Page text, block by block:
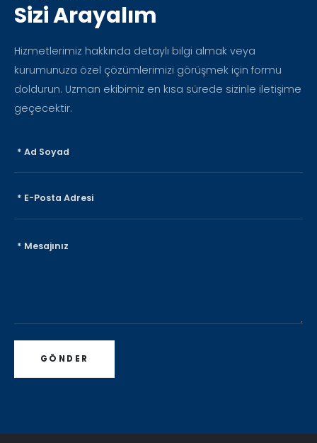
Sizi Arayalım
Hizmetlerimiz hakkında detaylı bilgi almak veya
kurumunuza özel çözümlerimizi görüşmek için formu
doldurun. Uzman ekibimiz en kısa sürede sizinle iletişime
geçecektir.